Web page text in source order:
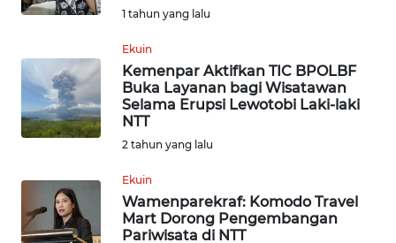
1 tahun yang lalu
Ekuin
Kemenpar Aktifkan TIC BPOLBF
Buka Layanan bagi Wisatawan
Selama Erupsi Lewotobi Laki-laki
NTT
2 tahun yang lalu
Ekuin
Wamenparekraf: Komodo Travel
Mart Dorong Pengembangan
Pariwisata di NTT
JATIM
WN
BALI
WN
KALBAR
WN
KALTENG